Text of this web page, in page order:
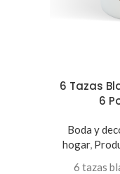
6 Tazas
6
Boda y
hogar,
6 tazas